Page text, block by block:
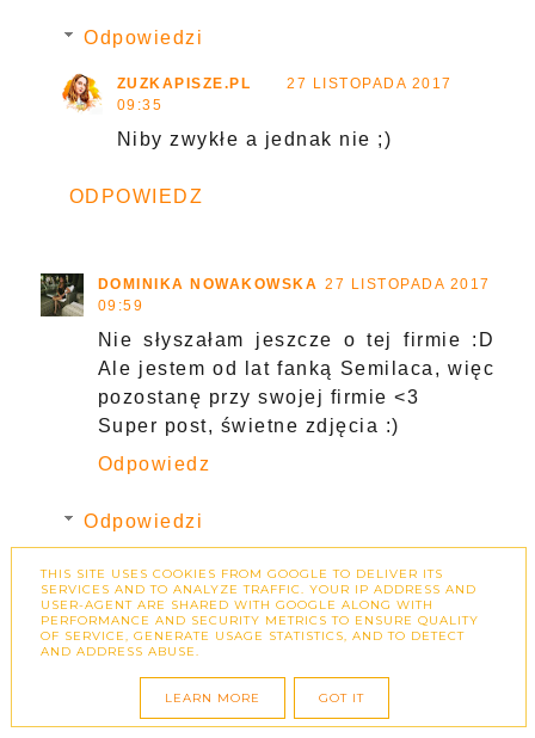
Odpowiedzi
ZUZKAPISZE.PL
27 LISTOPADA 2017
09:35
Niby zwykłe a jednak nie ;)
ODPOWIEDZ
DOMINIKA NOWAKOWSKA 27 LISTOPADA 2017
09:59
Nie słyszałam jeszcze o tej firmie :D
Ale jestem od lat fanką Semilaca, więc
pozostanę przy swojej firmie <3
Super post, świetne zdjęcia :)
Odpowiedz
Odpowiedzi
ZUZKAPISZE.PL
27 LISTOPADA 2017
10:20
Ja Semilaca nie mogę używać -
uczula mnie.
ODPOWIEDZ
THIS SITE USES COOKIES FROM GOOGLE TO DELIVER ITS
SERVICES AND TO ANALYZE TRAFFIC. YOUR IP ADDRESS AND
USER-AGENT ARE SHARED WITH GOOGLE ALONG WITH
PERFORMANCE AND SECURITY METRICS TO ENSURE QUALITY
OF SERVICE, GENERATE USAGE STATISTICS, AND TO DETECT
AND ADDRESS ABUSE.
LEARN MORE GOT IT